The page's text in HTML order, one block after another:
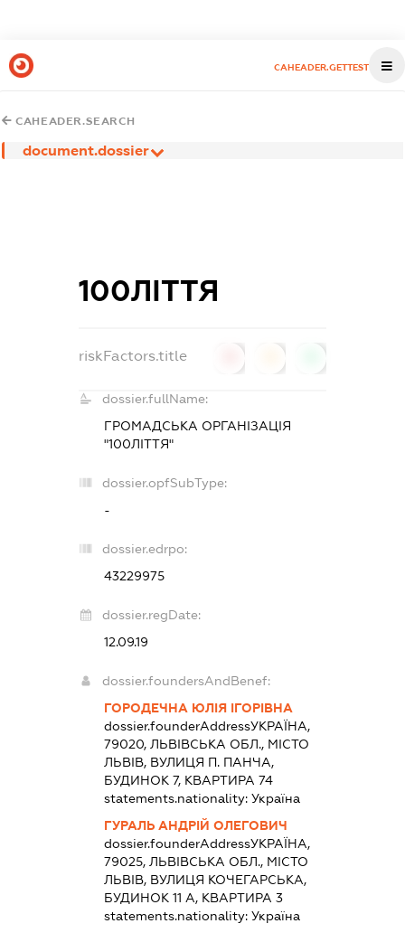
CAHEADER.GETTEST
CAHEADER.SEARCH
document.dossier
100ЛІТТЯ
riskFactors.title
dossier.fullName:
ГРОМАДСЬКА ОРГАНІЗАЦІЯ
"100ЛІТТЯ"
dossier.opfSubType:
-
dossier.edrpo:
43229975
dossier.regDate:
12.09.19
dossier.foundersAndBenef:
ГОРОДЕЧНА ЮЛІЯ ІГОРІВНА
dossier.founderAddressУКРАЇНА,
79020, ЛЬВІВСЬКА ОБЛ., МІСТО
ЛЬВІВ, ВУЛИЦЯ П. ПАНЧА,
БУДИНОК 7, КВАРТИРА 74
statements.nationality: Україна
ГУРАЛЬ АНДРІЙ ОЛЕГОВИЧ
dossier.founderAddressУКРАЇНА,
79025, ЛЬВІВСЬКА ОБЛ., МІСТО
ЛЬВІВ, ВУЛИЦЯ КОЧЕГАРСЬКА,
БУДИНОК 11 А, КВАРТИРА 3
statements.nationality: Україна